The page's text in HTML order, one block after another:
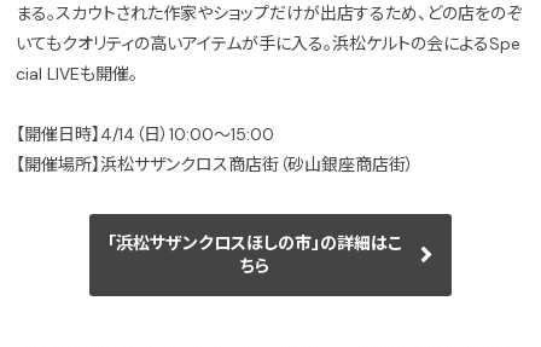
まる。スカウトされた作家やショップだけが出店するため、どの店をのぞ
いてもクオリティの高いアイテムが手に入る。浜松ケルトの会によるSpe
cial LIVEも開催。
【開催日時】4/14（日）10:00〜15:00
【開催場所】浜松サザンクロス商店街（砂山銀座商店街）
「浜松サザンクロスほしの市」の詳細はこ
ちら